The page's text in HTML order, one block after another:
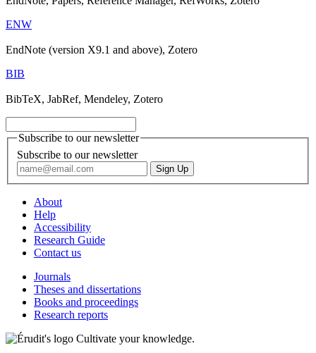
ENW
EndNote (version X9.1 and above), Zotero
BIB
BibTeX, JabRef, Mendeley, Zotero
Subscribe to our newsletter
Subscribe to our newsletter
About
Help
Accessibility
Research Guide
Contact us
Journals
Theses and dissertations
Books and proceedings
Research reports
Cultivate your knowledge.